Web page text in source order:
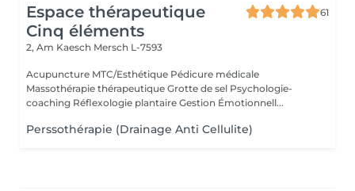
Espace thérapeutique
Cinq éléments
61
2, Am Kaesch Mersch L-7593
Acupuncture MTC/Esthétique Pédicure médicale
Massothérapie thérapeutique Grotte de sel Psychologie-
coaching Réflexologie plantaire Gestion Émotionnell...
Perssothérapie (Drainage Anti Cellulite)